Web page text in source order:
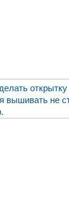
вышивать не